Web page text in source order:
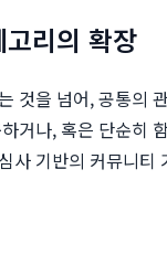
리의 확장
것을 넘어, 공통의
거나, 혹은 단순히
사 기반의 커뮤니